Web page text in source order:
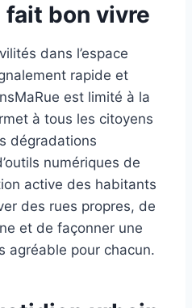
bon vivre
dans l’espace
rapide et
est limité à la
à tous les citoyens
dégradations
numériques de
active des habitants
des rues propres, de
et de façonner une
agréable pour chacun.